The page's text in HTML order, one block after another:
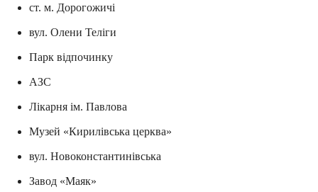
ст. м. Дорогожичі
вул. Олени Теліги
Парк відпочинку
АЗС
Лікарня ім. Павлова
Музей «Кирилівська церква»
вул. Новоконстантинівська
Завод «Маяк»